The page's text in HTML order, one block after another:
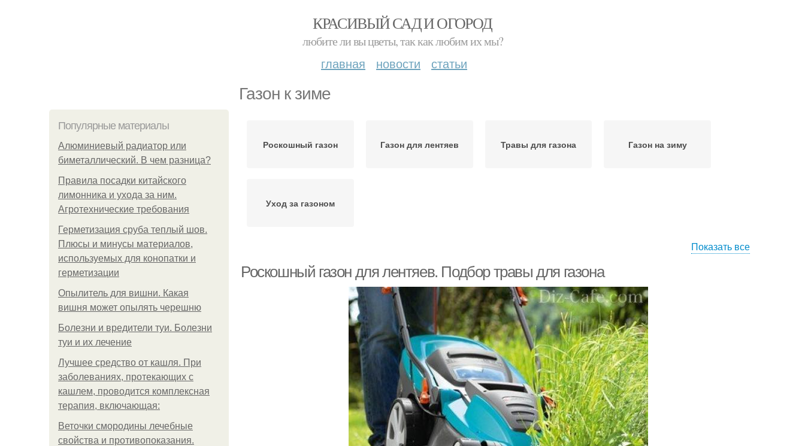
КРАСИВЫЙ САД И ОГОРОД
любите ли вы цветы, так как любим их мы?
главная новости статьи
Газон к зиме
Популярные материалы
Алюминиевый радиатор или
биметаллический. В чем разница?
Правила посадки китайского
лимонника и ухода за ним.
Агротехнические требования
Герметизация сруба теплый шов.
Плюсы и минусы материалов,
используемых для конопатки и
герметизации
Опылитель для вишни. Какая
вишня может опылять черешню
Болезни и вредители туи. Болезни
туи и их лечение
Лучшее средство от кашля. При
заболеваниях, протекающих с
кашлем, проводится комплексная
терапия, включающая:
Веточки смородины лечебные
свойства и противопоказания.
Роскошный газон Газон для лентяев Травы для газона Газон на зиму
Уход за газоном
Показать все
Роскошный газон для лентяев. Подбор травы для газона